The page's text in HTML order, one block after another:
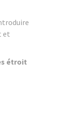
et
étroit